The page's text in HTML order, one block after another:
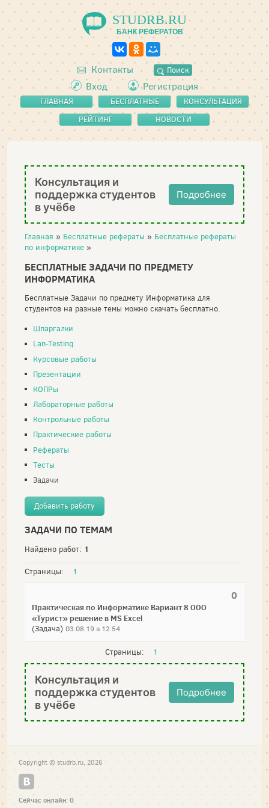
STUDRB.RU
БАНК РЕФЕРАТОВ
Контакты Поиск
Вход Регистрация
ГЛАВНАЯ
БЕСПЛАТНЫЕ
РЕФЕРАТЫ
КОНСУЛЬТАЦИЯ
РЕЙТИНГ
НОВОСТИ
Консультация и
поддержка студентов
в учёбе
Подробнее
Главная » Бесплатные рефераты » Бесплатные рефераты
по информатике »
БЕСПЛАТНЫЕ ЗАДАЧИ ПО ПРЕДМЕТУ
ИНФОРМАТИКА
Бесплатные Задачи по предмету Информатика для
студентов на разные темы можно скачать бесплатно.
Шпаргалки
Lan-Testing
Курсовые работы
Презентации
КОПРы
Лабораторные работы
Контрольные работы
Практические работы
Рефераты
Тесты
Задачи
Добавить работу
ЗАДАЧИ ПО ТЕМАМ
Найдено работ: 1
Страницы: 1
0
Практическая по Информатике Вариант 8 ООО
«Турист» решение в MS Excel
(Задача) 03.08.19 в 12:54
Страницы: 1
Консультация и
поддержка студентов
в учёбе
Подробнее
Copyright © studrb.ru, 2026
Сейчас онлайн: 0